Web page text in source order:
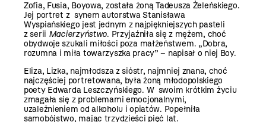
Zofia, Fusia, Boyowa, została żoną Tadeusza Żeleńskiego.
Jej portret z synem autorstwa Stanisława
Wyspiańskiego jest jednym z najpiękniejszych pasteli
z serii Macierzyństwo. Przyjaźniła się z mężem, choć
obydwoje szukali miłości poza małżeństwem. „Dobra,
rozumna i miła towarzyszka pracy” – napisał o niej Boy.
Eliza, Lizka, najmłodsza z sióstr, najmniej znana, choć
najczęściej portretowana, była żoną młodopolskiego
poety Edwarda Leszczyńskiego. W swoim krótkim życiu
zmagała się z problemami emocjonalnymi,
uzależnieniem od alkoholu i opiatów. Popełniła
samobójstwo, mając trzydzieści pięć lat.